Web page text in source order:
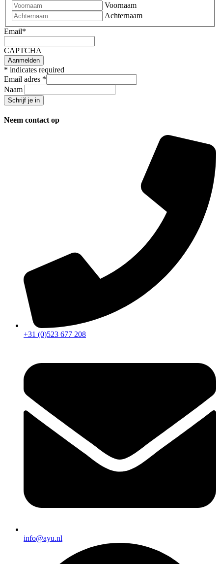
Voornaam
Achternaam
Email*
CAPTCHA
* indicates required
Email adres *
Naam
Neem contact op
+31 (0)523 677 208
info@ayu.nl